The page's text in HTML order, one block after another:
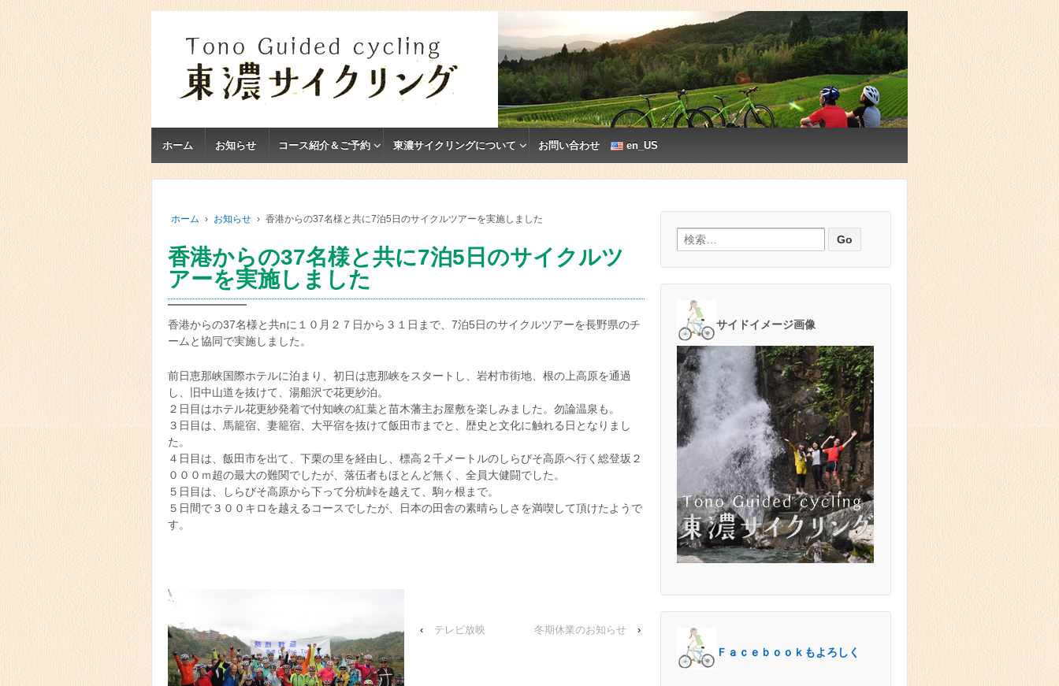
ホーム お知らせ コース紹介＆ご予約 東濃サイクリングについて お問い合わせ en_US
ホーム › お知らせ › 香港からの37名様と共に7泊5日のサイクルツアーを実施しました
香港からの37名様と共に7泊5日のサイクルツ
アーを実施しました
香港からの37名様と共nに１０月２７日から３１日まで、7泊5日のサイクルツアーを長野県のチ
ームと協同で実施しました。
前日恵那峡国際ホテルに泊まり、初日は恵那峡をスタートし、岩村市街地、根の上高原を通過
し、旧中山道を抜けて、湯船沢で花更紗泊。
２日目はホテル花更紗発着で付知峡の紅葉と苗木藩主お屋敷を楽しみました。勿論温泉も。
３日目は、馬籠宿、妻籠宿、大平宿を抜けて飯田市までと、歴史と文化に触れる日となりまし
た。
４日目は、飯田市を出て、下栗の里を経由し、標高２千メートルのしらびそ高原へ行く総登坂２
０００ｍ超の最大の難関でしたが、落伍者もほとんど無く、全員大健闘でした。
５日目は、しらびそ高原から下って分杭峠を越えて、駒ヶ根まで。
５日間で３００キロを越えるコースでしたが、日本の田舎の素晴らしさを満喫して頂けたようで
す。
‹ テレビ放映 冬期休業のお知らせ ›
検索:
サイドイメージ画像
Ｆａｃｅｂｏｏｋもよろしく